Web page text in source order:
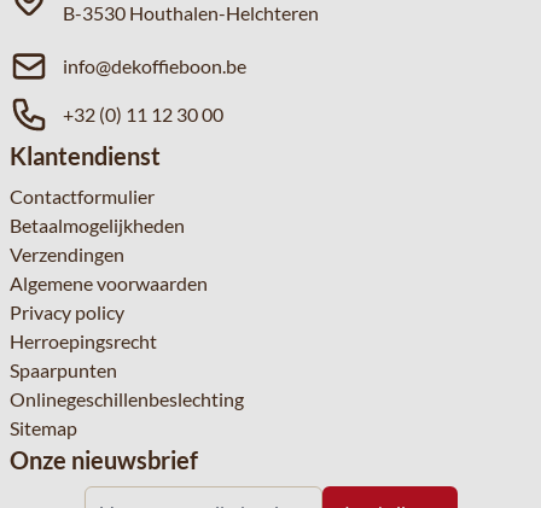
B-3530 Houthalen-Helchteren
info@dekoffieboon.be
+32 (0) 11 12 30 00
Klantendienst
Contactformulier
Betaalmogelijkheden
Verzendingen
Algemene voorwaarden
Privacy policy
Herroepingsrecht
Spaarpunten
Onlinegeschillenbeslechting
Sitemap
Onze nieuwsbrief